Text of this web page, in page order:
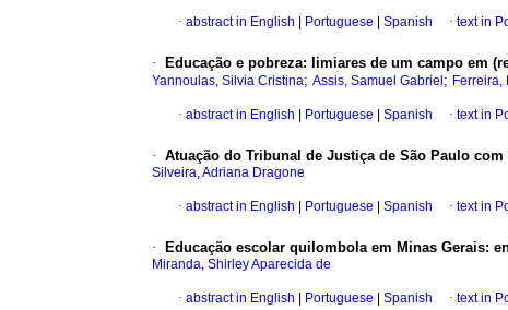
· abstract in English Portuguese Spanish · text in
· Educação e pobreza: limiares de um campo em
Yannoulas, Silvia Cristina; Assis, Samuel Gabriel ; Ferreira,
· abstract in English Portuguese Spanish · text in
· Atuação do Tribunal de Justiça de São Paulo
Silveira, Adriana Dragone
· abstract in English Portuguese Spanish · text in
· Educação escolar quilombola em Minas Gerais:
Miranda, Shirley Aparecida de
· abstract in English Portuguese Spanish · text in